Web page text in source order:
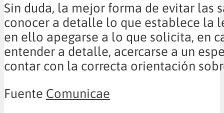
Sin duda, la mejor forma de evitar las
conocer a detalle lo que establece la
en ello apegarse a lo que solicita, en
entender a detalle, acercarse a un
contar con la correcta orientación
Fuente Comunicae